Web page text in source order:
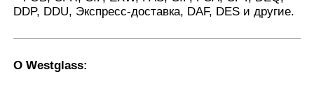
DDP, DDU, Экспресс-доставка, DAF, DES и другие.
О Westglass: